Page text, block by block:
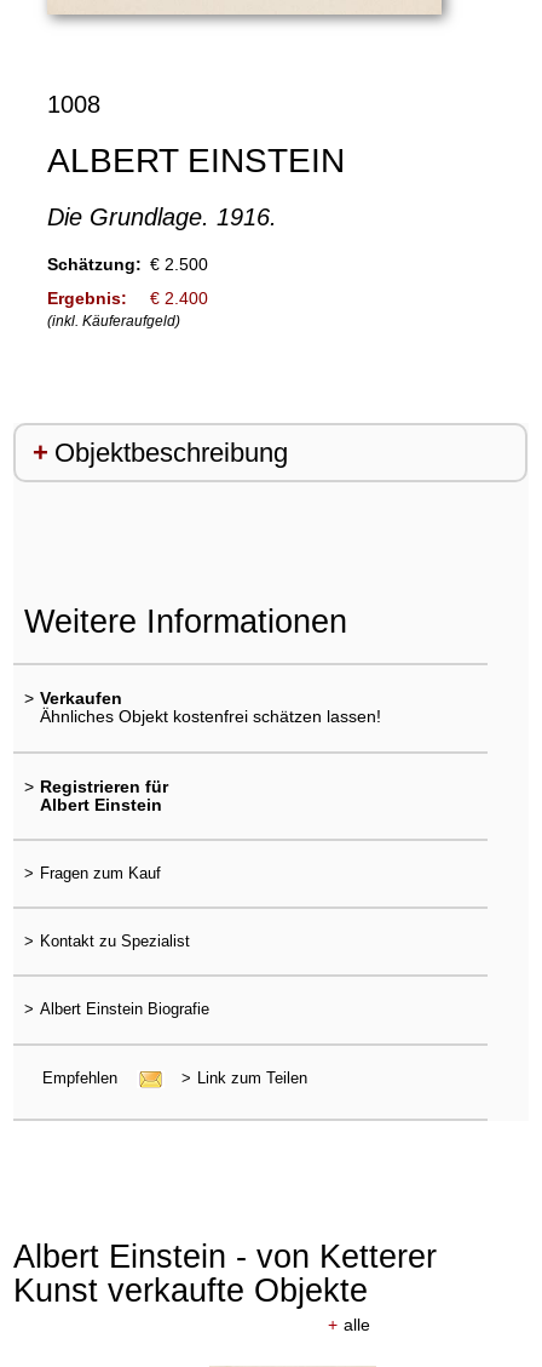
1008
ALBERT EINSTEIN
Die Grundlage. 1916.
Schätzung: € 2.500
Ergebnis:
€ 2.400
(inkl. Käuferaufgeld)
Objektbeschreibung
Weitere Informationen
> Verkaufen
Ähnliches Objekt kostenfrei schätzen lassen!
> Registrieren für
Albert Einstein
> Fragen zum Kauf
> Kontakt zu Spezialist
> Albert Einstein Biografie
Empfehlen > Link zum Teilen
Albert Einstein - von Ketterer
Kunst verkaufte Objekte
+ alle